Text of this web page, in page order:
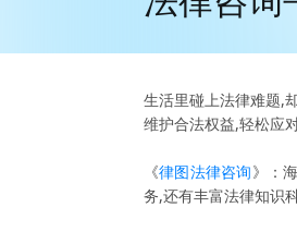
生活里碰上法律难题,
维护合法权益,轻松应
《律图法律咨询》：
务,还有丰富法律知识